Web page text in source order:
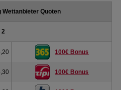
Wettanbieter Quoten
2
100€ Bonus
100€ Bonus